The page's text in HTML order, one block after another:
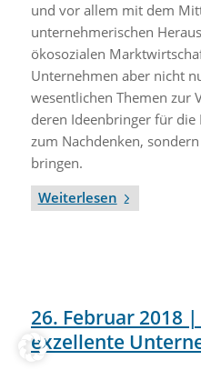
und vor allem mit dem
unternehmerischen
ökosozialen
Unternehmen aber nicht
wesentlichen Themen zur
deren Ideenbringer für
zum Nachdenken,
bringen.
Weiterlesen
26. Februar 2018
exzellente